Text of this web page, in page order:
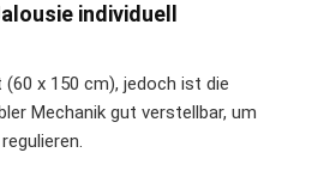
individuell
x 150 cm), jedoch ist die
Mechanik gut verstellbar, um